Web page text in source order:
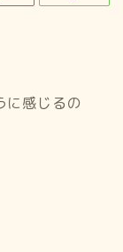
に感じるの